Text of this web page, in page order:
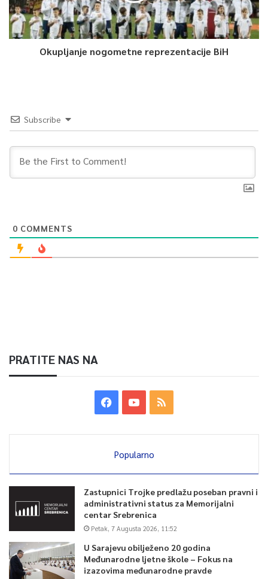
Okupljanje nogometne reprezentacije BiH
Subscribe
0 COMMENTS
PRATITE NAS NA
Popularno
Zastupnici Trojke predlažu poseban pravni i
administrativni status za Memorijalni
centar Srebrenica
Petak, 7 Augusta 2026, 11:52
U Sarajevu obilježeno 20 godina
Međunarodne ljetne škole – Fokus na
izazovima međunarodne pravde